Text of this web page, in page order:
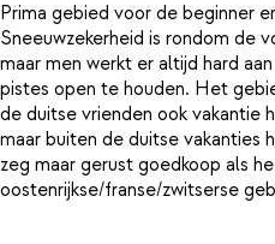
Prima gebied voor de beginner
Sneeuwzekerheid is rondom de
maar men werkt er altijd hard
pistes open te houden. Het
de duitse vrienden ook vakantie
maar buiten de duitse vakanties
zeg maar gerust goedkoop als